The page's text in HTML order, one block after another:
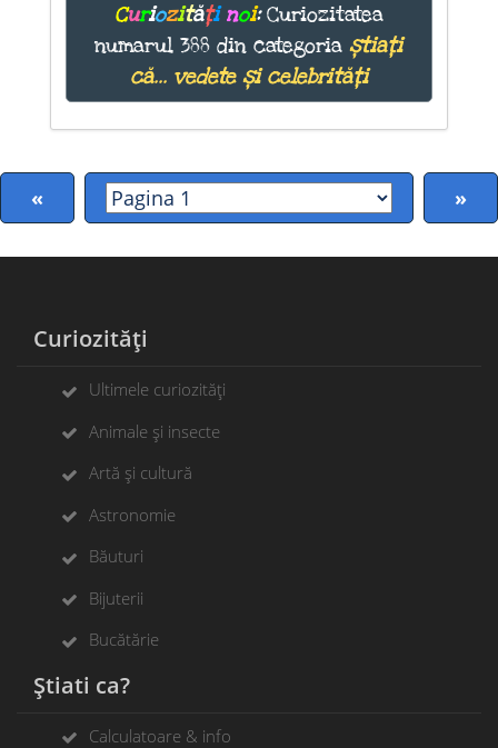
Curiozități noi:Curiozitatea
numarul 388 din categoriaștiați
că... vedete și celebrități
« »
Curiozități
Ultimele curiozități
Animale și insecte
Artă și cultură
Astronomie
Băuturi
Bijuterii
Bucătărie
Știati ca?
Calculatoare & info